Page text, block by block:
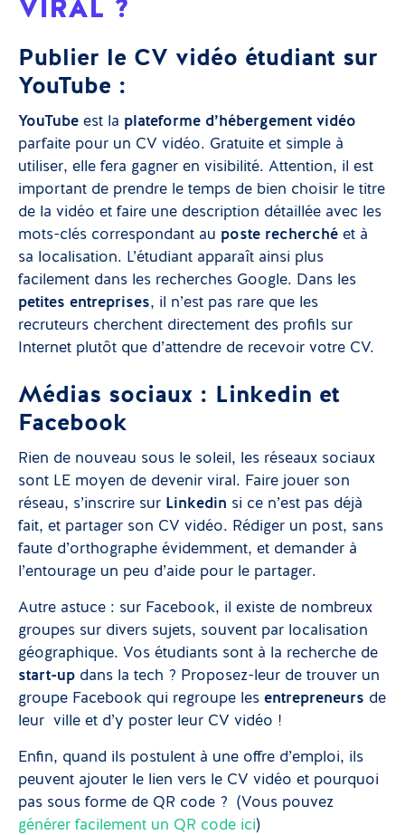
VIRAL ?
Publier le CV vidéo étudiant sur
YouTube :
YouTube est la plateforme d’hébergement vidéo
parfaite pour un CV vidéo. Gratuite et simple à
utiliser, elle fera gagner en visibilité. Attention, il est
important de prendre le temps de bien choisir le titre
de la vidéo et faire une description détaillée avec les
mots-clés correspondant au poste recherché et à
sa localisation. L’étudiant apparaît ainsi plus
facilement dans les recherches Google. Dans les
petites entreprises, il n’est pas rare que les
recruteurs cherchent directement des profils sur
Internet plutôt que d’attendre de recevoir votre CV.
Médias sociaux : Linkedin et
Facebook
Rien de nouveau sous le soleil, les réseaux sociaux
sont LE moyen de devenir viral. Faire jouer son
réseau, s’inscrire sur Linkedin si ce n’est pas déjà
fait, et partager son CV vidéo. Rédiger un post, sans
faute d’orthographe évidemment, et demander à
l’entourage un peu d’aide pour le partager.
Autre astuce : sur Facebook, il existe de nombreux
groupes sur divers sujets, souvent par localisation
géographique. Vos étudiants sont à la recherche de
start-up dans la tech ? Proposez-leur de trouver un
groupe Facebook qui regroupe les entrepreneurs de
leur ville et d’y poster leur CV vidéo !
Enfin, quand ils postulent à une offre d’emploi, ils
peuvent ajouter le lien vers le CV vidéo et pourquoi
pas sous forme de QR code ? (Vous pouvez
générer facilement un QR code ici)